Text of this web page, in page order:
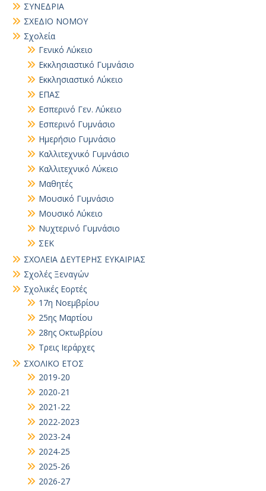
ΣΥΝΕΔΡΙΑ
ΣΧΕΔΙΟ ΝΟΜΟΥ
Σχολεία
Γενικό Λύκειο
Εκκλησιαστικό Γυμνάσιο
Εκκλησιαστικό Λύκειο
ΕΠΑΣ
Εσπερινό Γεν. Λύκειο
Εσπερινό Γυμνάσιο
Ημερήσιο Γυμνάσιο
Καλλιτεχνικό Γυμνάσιο
Καλλιτεχνικό Λύκειο
Μαθητές
Μουσικό Γυμνάσιο
Μουσικό Λύκειο
Νυχτερινό Γυμνάσιο
ΣΕΚ
ΣΧΟΛΕΙΑ ΔΕΥΤΕΡΗΣ ΕΥΚΑΙΡΙΑΣ
Σχολές Ξεναγών
Σχολικές Εορτές
17η Νοεμβρίου
25ης Μαρτίου
28ης Οκτωβρίου
Τρεις Ιεράρχες
ΣΧΟΛΙΚΟ ΕΤΟΣ
2019-20
2020-21
2021-22
2022-2023
2023-24
2024-25
2025-26
2026-27